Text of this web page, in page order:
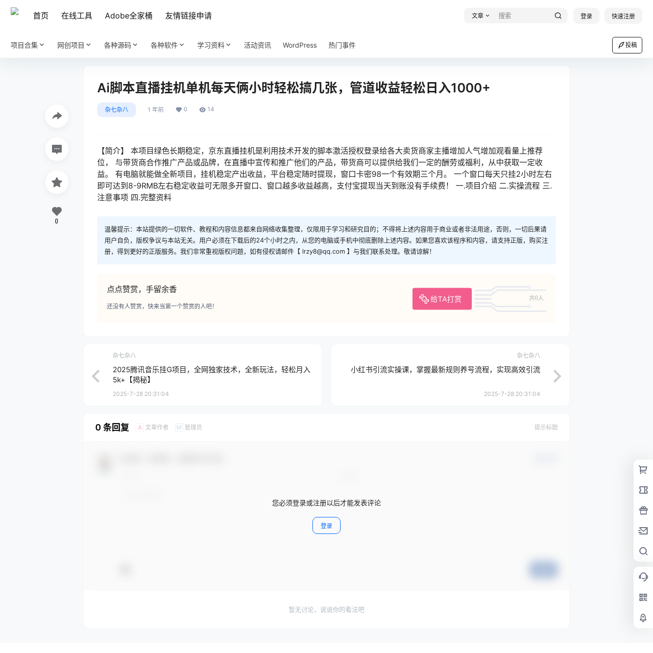
首页 在线工具 Adobe全家桶 友情链接申请 文章 登录 快速注册
项目合集 网创项目 各种源码 各种软件 学习资料 活动资讯 WordPress 热门事件 投稿
Ai脚本直播挂机单机每天俩小时轻松搞几张，管道收益轻松日入1000+
杂七杂八 1 年前 0 14
【简介】 本项目绿色长期稳定，京东直播挂机是利用技术开发的脚本激活授权登录给各大卖货商家主播增加人气增加观看量上推荐
位， 与带货商合作推广产品或品牌，在直播中宣传和推广他们的产品，带货商可以提供给我们一定的酬劳或福利，从中获取一定收
益。 有电脑就能做全新项目，挂机稳定产出收益，平台稳定随时提现，窗口卡密98一个有效期三个月。 一个窗口每天只挂2小时左右
即可达到8-9RMB左右稳定收益可无限多开窗口、窗口越多收益越高，支付宝提现当天到账没有手续费！ 一.项目介绍 二.实操流程 三.
注意事项 四.完整资料
温馨提示：本站提供的一切软件、教程和内容信息都来自网络收集整理，仅限用于学习和研究目的；不得将上述内容用于商业或者非法用途，否则，一切后果请
用户自负，版权争议与本站无关。用户必须在下载后的24个小时之内，从您的电脑或手机中彻底删除上述内容。如果您喜欢该程序和内容，请支持正版，购买注
册，得到更好的正版服务。我们非常重视版权问题，如有侵权请邮件【 lrzy8@qq.com 】与我们联系处理。敬请谅解！
点点赞赏，手留余香
给TA打赏 共0人
还没有人赞赏，快来当第一个赞赏的人吧！
0
杂七杂八
2025腾讯音乐挂G项目，全网独家技术，全新玩法，轻松月入
5k+【揭秘】
2025-7-28 20:31:04
杂七杂八
小红书引流实操课，掌握最新规则养号流程，实现高效引流
2025-7-28 20:31:04
0 条回复 A 文章作者 M 管理员 提示标题
您必须登录或注册以后才能发表评论
登录
暂无讨论，说说你的看法吧